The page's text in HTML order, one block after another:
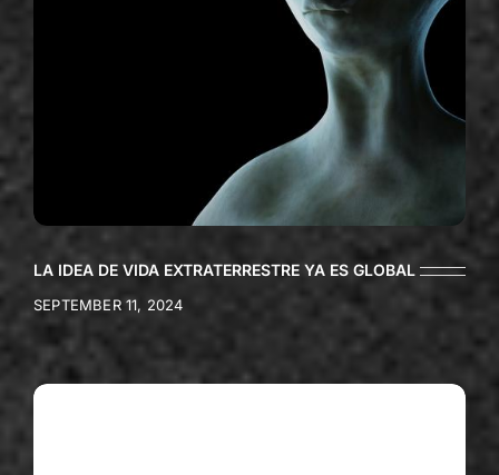
LA IDEA DE VIDA EXTRATERRESTRE YA ES GLOBAL
SEPTEMBER 11, 2024